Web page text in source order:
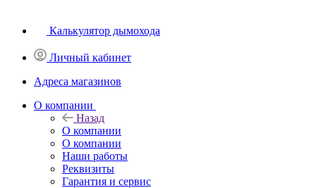
Калькулятор дымохода
Личный кабинет
Адреса магазинов
O компании
Назад
O компании
О компании
Наши работы
Реквизиты
Гарантия и сервис